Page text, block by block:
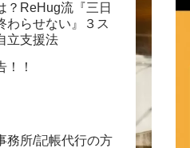
？ReHug流『三日
わらせない』３ス
立支援法
！！
務所/記帳代行の方